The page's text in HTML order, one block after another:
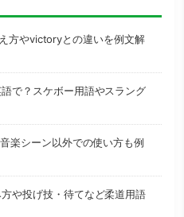
方やvictoryとの違いを例文解
で？スケボー用語やスラング
楽シーン以外での使い方も例
や投げ技・待てなど柔道用語